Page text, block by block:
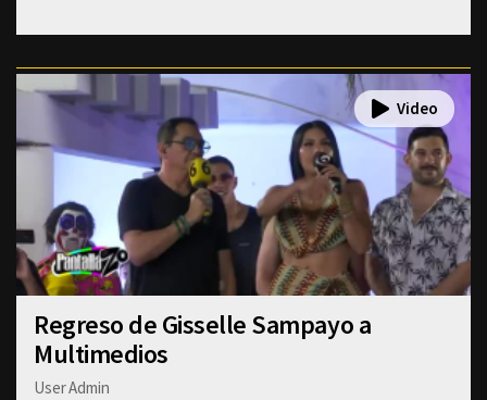
Regreso de Gisselle Sampayo a
Multimedios
User Admin